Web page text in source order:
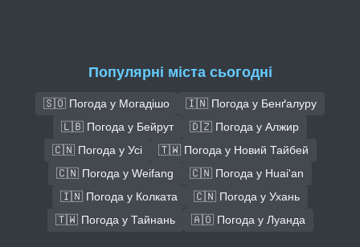
Популярні міста сьогодні
🇸🇴 Погода у Могадішо
🇮🇳 Погода у Бенґалуру
🇱🇧 Погода у Бейрут
🇩🇿 Погода у Алжир
🇨🇳 Погода у Усі
🇹🇼 Погода у Новий Тайбей
🇨🇳 Погода у Weifang
🇨🇳 Погода у Huai'an
🇮🇳 Погода у Колката
🇨🇳 Погода у Ухань
🇹🇼 Погода у Тайнань
🇦🇴 Погода у Луанда